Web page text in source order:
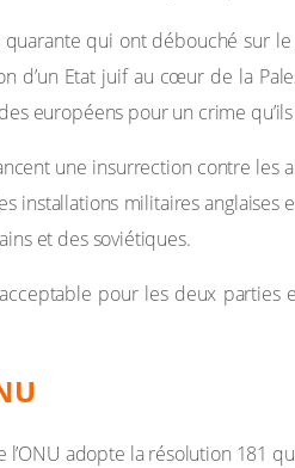
quarante qui ont débouché
d’un Etat juif au cœur de la
européens pour un crime qu’ils
une insurrection contre les
installations militaires
et des soviétiques.
pour les deux
l’ONU adopte la résolution 181